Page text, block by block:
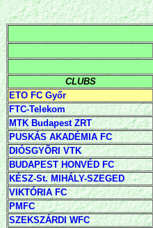
CLUBS
ETO FC Győr
FTC-Telekom
MTK Budapest ZRT
PUSKÁS AKADÉMIA FC
DIÓSGYÕRI VTK
BUDAPEST HONVÉD FC
KÉSZ-St. MIHÁLY-SZEGED
VIKTÓRIA FC
PMFC
SZEKSZÁRDI WFC